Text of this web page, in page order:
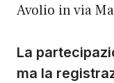
Avolio in via
La
ma la